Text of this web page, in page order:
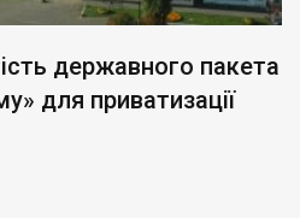
державного пакета
для приватизації